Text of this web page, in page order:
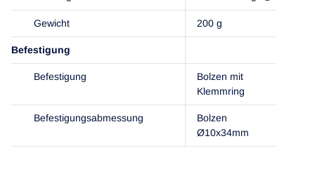
Gewicht 200 g
Befestigung
Befestigung
Bolzen mit
Klemmring
Befestigungsabmessung
Bolzen
Ø10x34mm